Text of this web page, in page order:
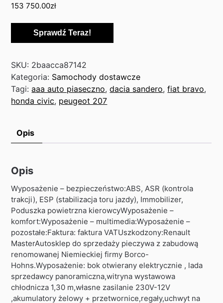
153 750.00zł
Sprawdź Teraz!
SKU: 2baacca87142
Kategoria: Samochody dostawcze
Tagi:aaa auto piaseczno,dacia sandero,fiat bravo,
honda civic, peugeot 207
Opis
Opis
Wyposażenie – bezpieczeństwo:ABS, ASR (kontrola
trakcji), ESP (stabilizacja toru jazdy), Immobilizer,
Poduszka powietrzna kierowcyWyposażenie –
komfort:Wyposażenie – multimedia:Wyposażenie –
pozostałe:Faktura: faktura VATUszkodzony:Renault
MasterAutosklep do sprzedaży pieczywa z zabudową
renomowanej Niemieckiej firmy Borco-
Hohns.Wyposażenie: bok otwierany elektrycznie , lada
sprzedawcy panoramiczna,witryna wystawowa
chłodnicza 1,30 m,własne zasilanie 230V-12V
,akumulatory żelowy + przetwornice,regały,uchwyt na